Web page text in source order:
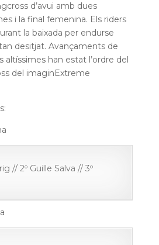
d’avui amb dues
i la final femenina. Els riders
la baixada per endurse
desitjat. Avançaments de
han estat l’ordre del
del imaginExtreme
// 2º Guille Salva // 3º